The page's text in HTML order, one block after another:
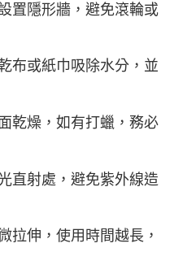
置隱形牆，避免滾輪或
布或紙巾吸除水分，並
乾燥，如有打蠟，務必
直射處，避免紫外線造
拉伸，使用時間越長，